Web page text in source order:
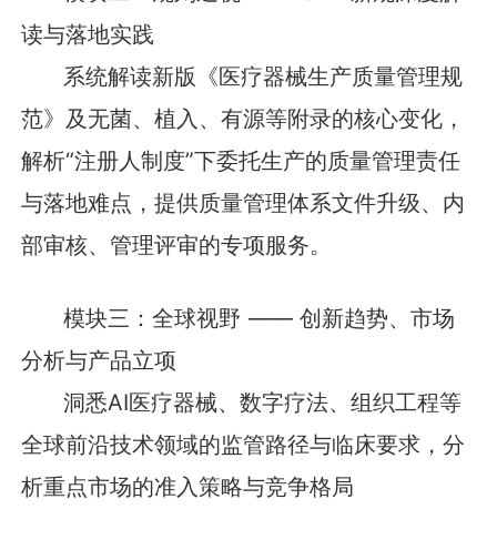
读与落地实践
系统解读新版《医疗器械生产质量管理规
范》及无菌、植入、有源等附录的核心变化，
解析“注册人制度”下委托生产的质量管理责任
与落地难点，提供质量管理体系文件升级、内
部审核、管理评审的专项服务。
模块三：全球视野 —— 创新趋势、市场
分析与产品立项
洞悉AI医疗器械、数字疗法、组织工程等
全球前沿技术领域的监管路径与临床要求，分
析重点市场的准入策略与竞争格局